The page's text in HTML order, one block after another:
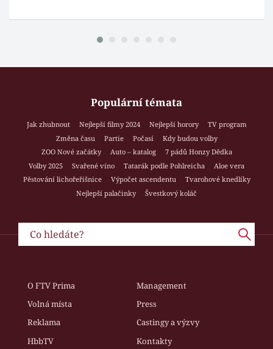
Populární témata
Jak zhubnout Nejlepší filmy 2024 Nejlepší horory
TV program
Změna času
Partie Počasí
Kdy budou volby
ZOO Nové začátky
Auto – katalog
7 pádů Honzy Dědka
Volby 2025
Svařené víno Tatarák podle Pohlreicha
Aloe vera
Pěstování lichořeřišnice
Výpočet ascendentu
Tvarohové knedlíky
Nejlepší palačinky
Švestkový koláč
O FTV Prima
Management
Volná místa
Press
Reklama
Castingy a výzvy
HbbTV
Kontakty